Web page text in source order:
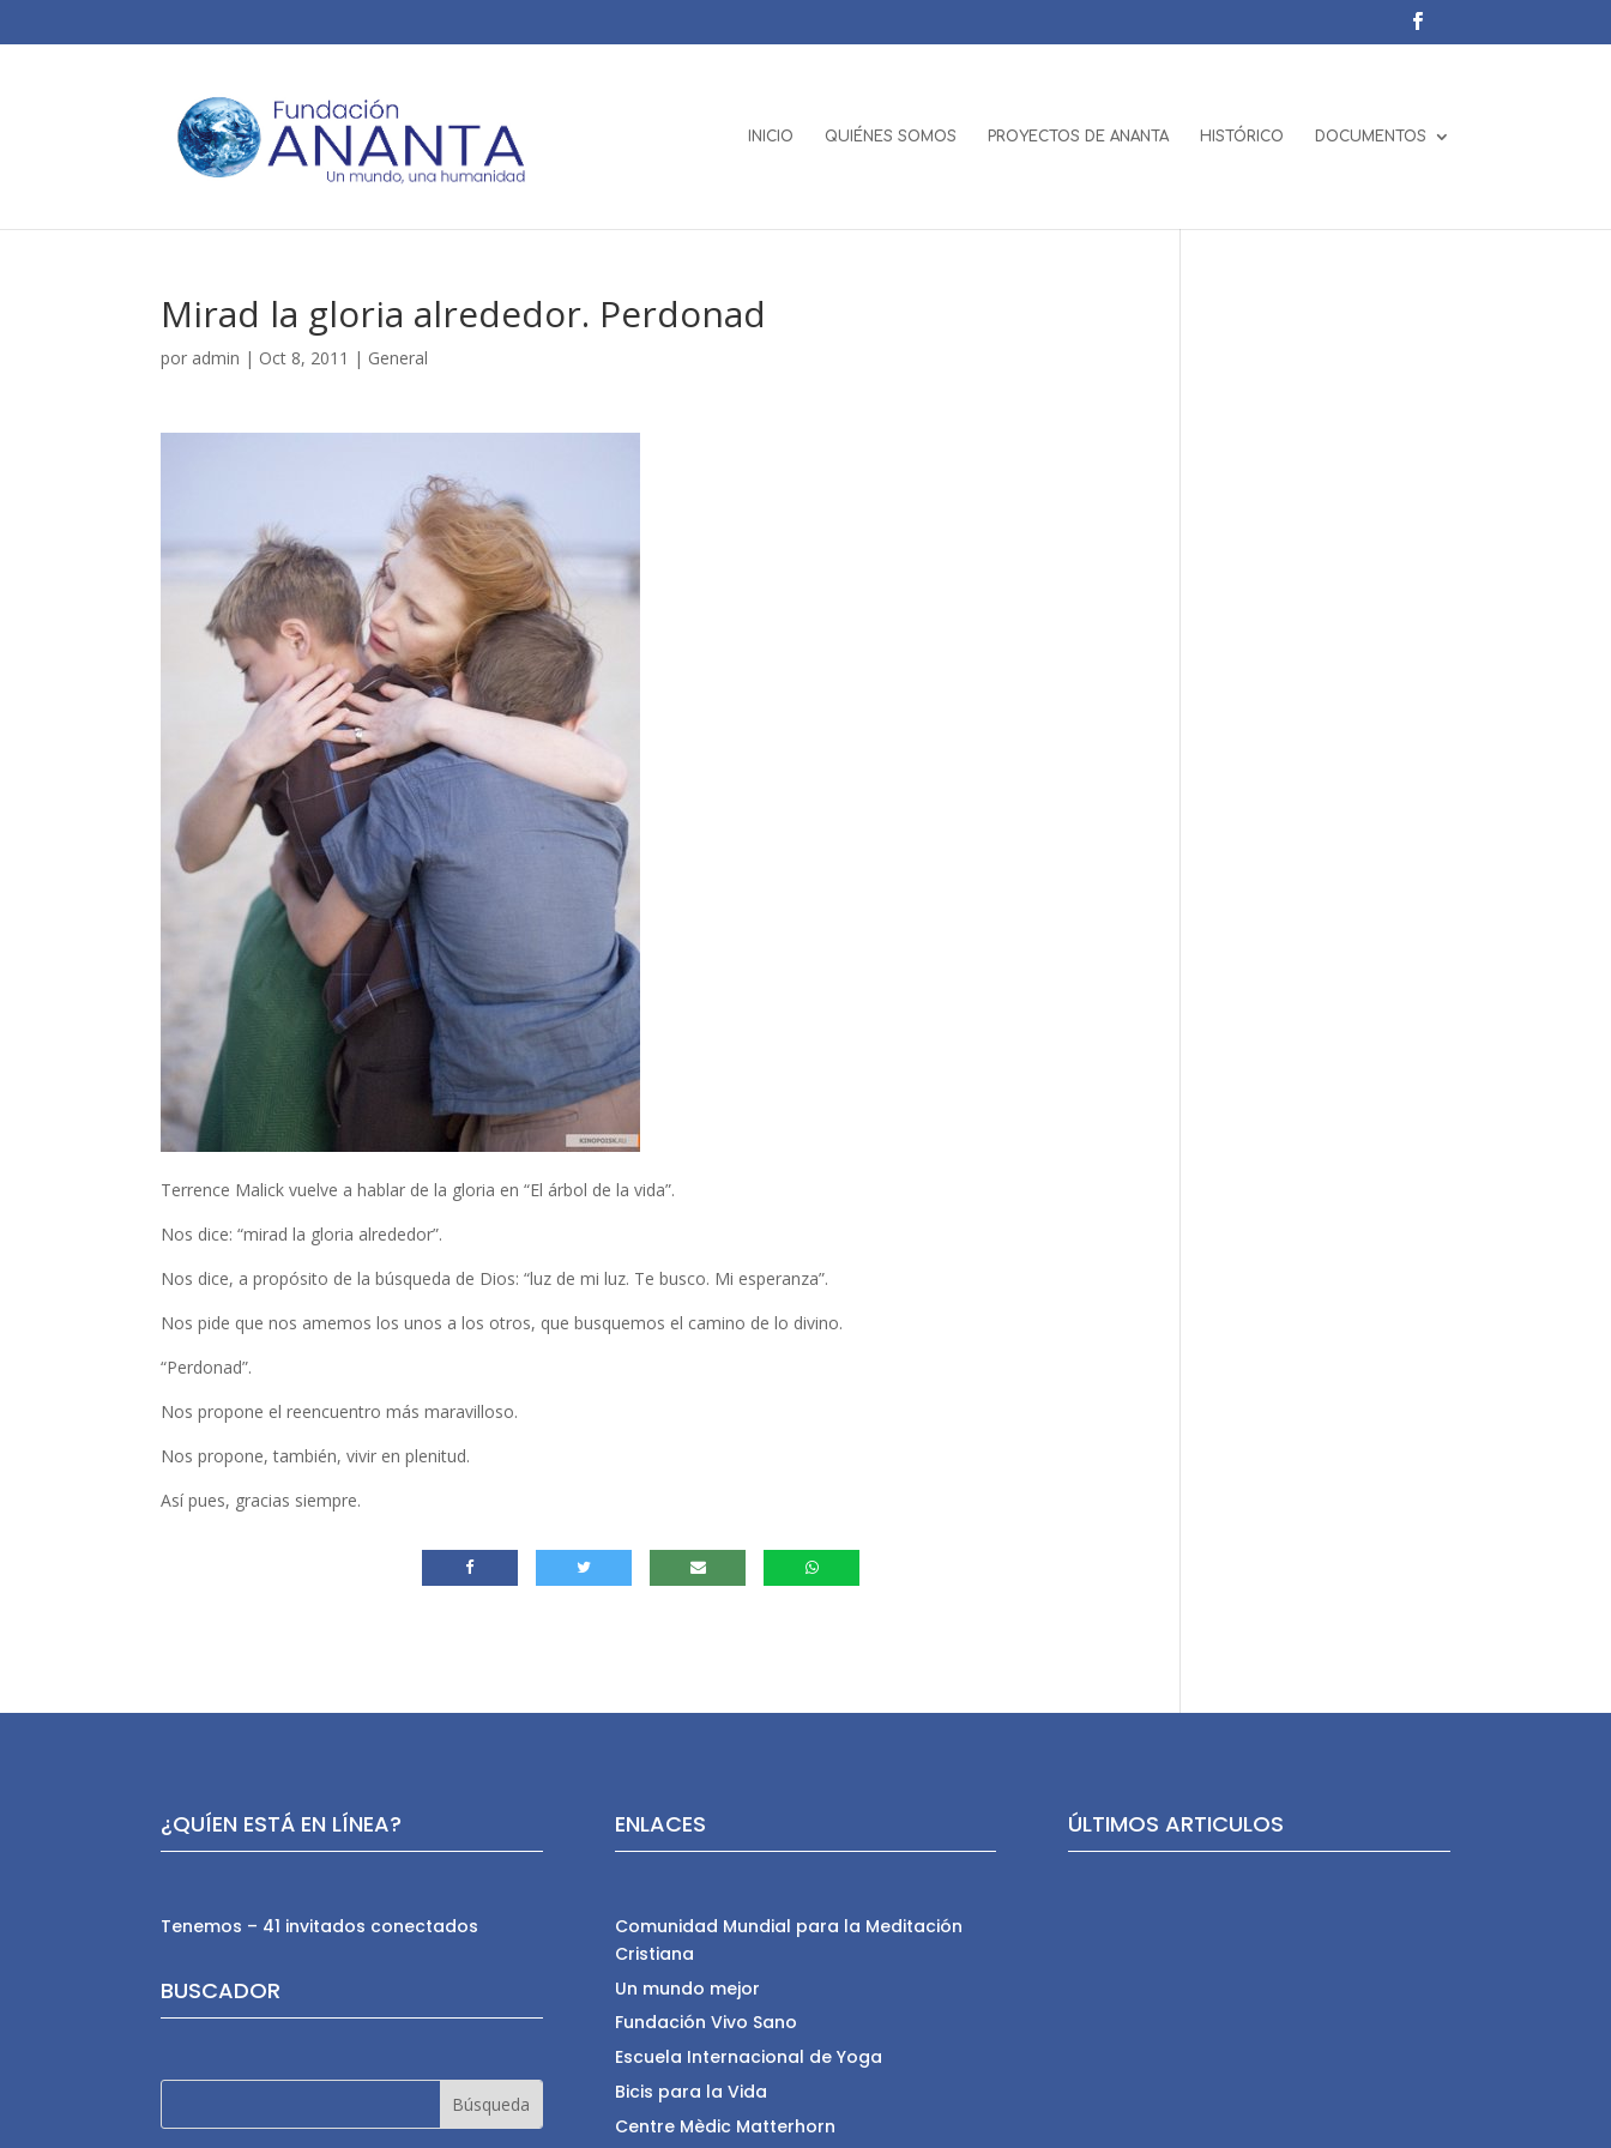
INICIO QUIÉNES SOMOS PROYECTOS DE ANANTA HISTÓRICO DOCUMENTOS
Mirad la gloria alrededor. Perdonad
por admin | Oct 8, 2011 | General
Terrence Malick vuelve a hablar de la gloria en “El árbol de la vida”.
Nos dice: “mirad la gloria alrededor”.
Nos dice, a propósito de la búsqueda de Dios: “luz de mi luz. Te busco. Mi esperanza”.
Nos pide que nos amemos los unos a los otros, que busquemos el camino de lo divino.
“Perdonad”.
Nos propone el reencuentro más maravilloso.
Nos propone, también, vivir en plenitud.
Así pues, gracias siempre.
¿QUÍEN ESTÁ EN LÍNEA?
Tenemos – 41 invitados conectados
BUSCADOR
ENLACES
Comunidad Mundial para la Meditación
Cristiana
Un mundo mejor
Fundación Vivo Sano
Escuela Internacional de Yoga
Bicis para la Vida
Centre Mèdic Matterhorn
ÚLTIMOS ARTICULOS